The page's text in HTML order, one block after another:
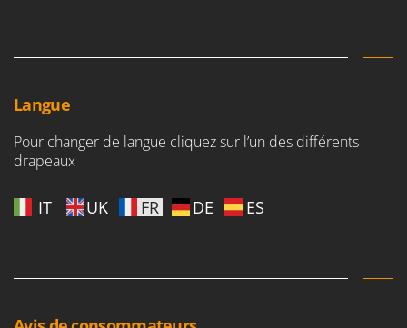
Mockmill
MOSA
Langue
Pour changer de langue cliquez sur l’un des différents
drapeaux
IT UK FR DE ES